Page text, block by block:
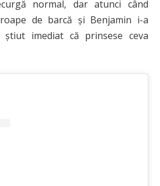
normal, dar atunci când
de barcă și Benjamin i-a
imediat că prinsese ceva